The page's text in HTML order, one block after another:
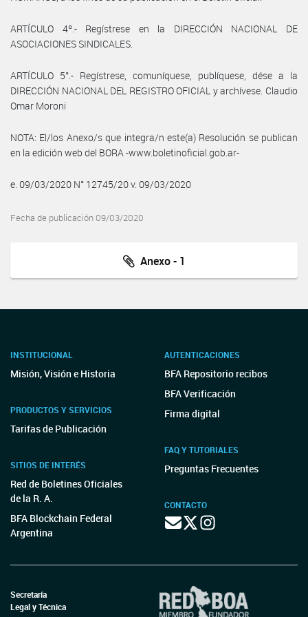
ARTÍCULO 4º.- Regístrese en la DIRECCIÓN NACIONAL DE
ASOCIACIONES SINDICALES.
ARTÍCULO 5°.- Regístrese, comuníquese, publíquese, dése a la
DIRECCIÓN NACIONAL DEL REGISTRO OFICIAL y archívese. Claudio
Omar Moroni
NOTA: El/los Anexo/s que integra/n este(a) Resolución se publican
en la edición web del BORA -www.boletinoficial.gob.ar-
e. 09/03/2020 N° 12745/20 v. 09/03/2020
Fecha de publicación 09/03/2020
Anexo - 1
INSTITUCIONAL
Misión, Visión e Historia
PRODUCTOS Y SERVICIOS
Tarifas de Publicación
SITIOS DE INTERÉS
Red de Boletines Oficiales
de la R. A.
BFA Blockchain Federal
Argentina
AUTENTICACIONES
BFA Repositorio recibos
BFA Verificación
Firma digital
FAQ Y TUTORIALES
Preguntas Frecuentes
CONTACTO
Secretaría
Legal y Técnica